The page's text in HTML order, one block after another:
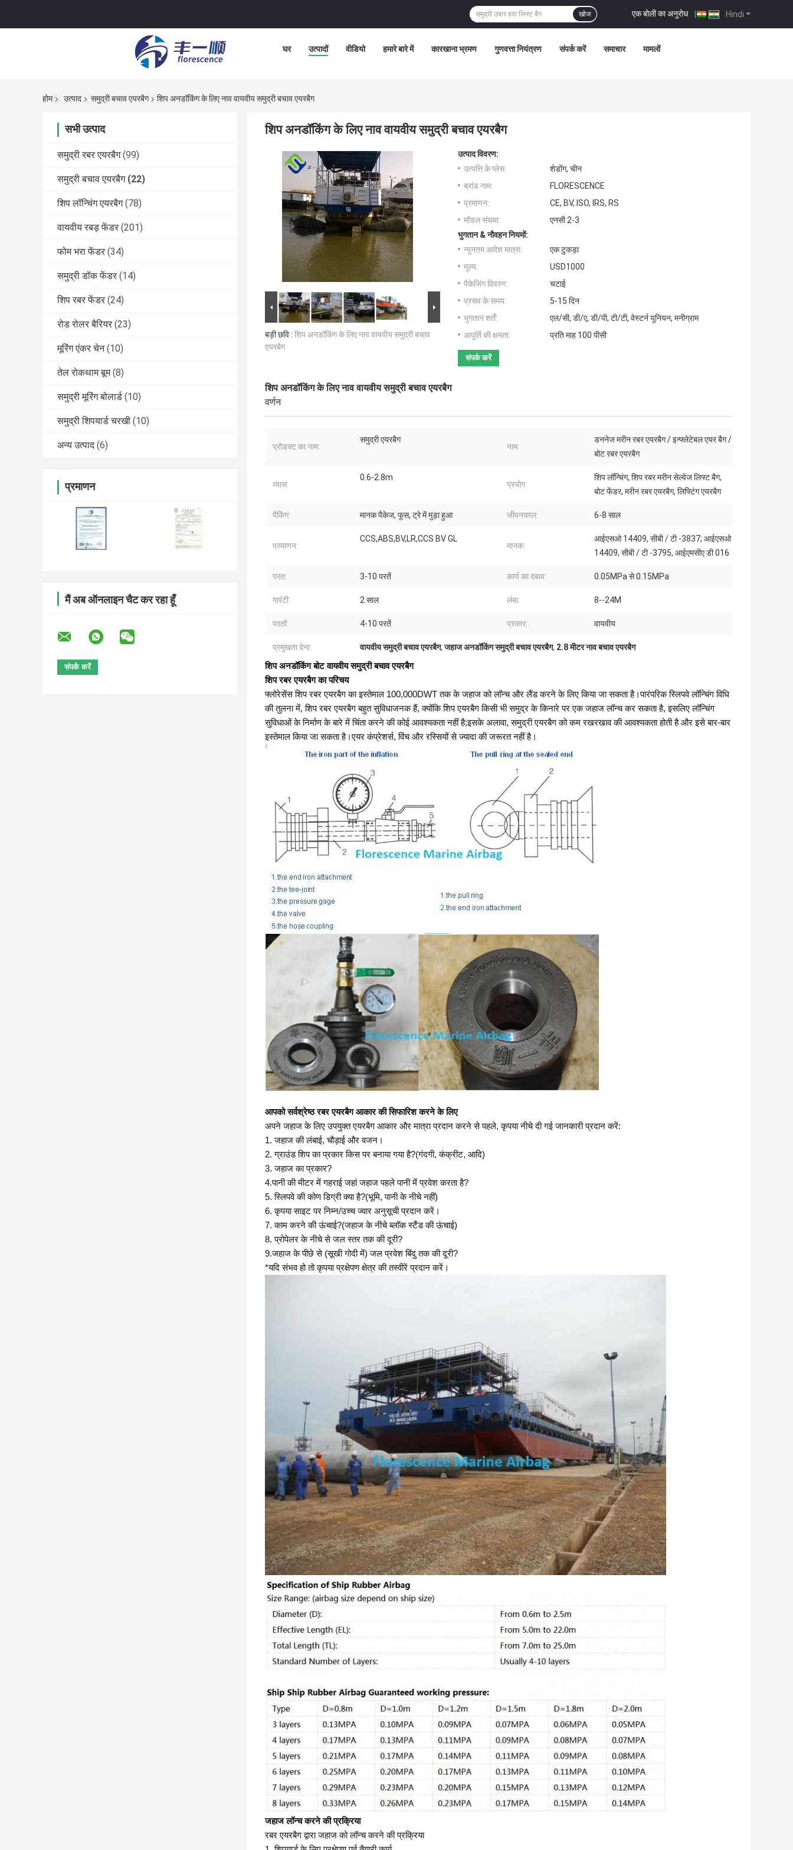
Hindi
एक बोली का अनुरोध |
खोज
घर उत्पादों वीडियो हमारे बारे में कारखाना भ्रमण गुणवत्ता नियंत्रण संपर्क करें समाचार मामलों
होम उत्पाद समुद्री बचाव एयरबैग शिप अनडॉकिंग के लिए नाव वायवीय समुद्री बचाव एयरबैग
सभी उत्पाद
समुद्री रबर एयरबैग (99)
समुद्री बचाव एयरबैग (22)
शिप लॉन्चिंग एयरबैग (78)
वायवीय रबड़ फेंडर (201)
फोम भरा फेंडर (34)
समुद्री डॉक फेंडर (14)
शिप रबर फेंडर (24)
रोड रोलर बैरियर (23)
मूरिंग एंकर चेन (10)
तेल रोकथाम बूम (8)
समुद्री मूरिंग बोलार्ड (10)
समुद्री शिपयार्ड चरखी (10)
अन्य उत्पाद (6)
प्रमाणन
मैं अब ऑनलाइन चैट कर रहा हूँ
शिप अनडॉकिंग के लिए नाव वायवीय समुद्री बचाव एयरबैग
बड़ी छवि : शिप अनडॉकिंग के लिए नाव वायवीय समुद्री बचाव
एयरबैग
उत्पाद विवरण:
उत्पत्ति के प्लेस:
शेडोंग, चीन
ब्रांड नाम:
FLORESCENCE
प्रमाणन:
CE, BV, ISO, IRS, RS
मॉडल संख्या:
एनसी 2-3
भुगतान & नौवहन नियमों:
न्यूनतम आदेश मात्रा:
एक टुकड़ा
मूल्य:
USD1000
पैकेजिंग विवरण:
चटाई
प्रसव के समय:
5-15 दिन
भुगतान शर्तें:
एल/सी, डी/ए, डी/पी, टी/टी, वेस्टर्न यूनियन, मनीग्राम
आपूर्ति की क्षमता:
प्रति माह 100 पीसी
संपर्क करें
शिप अनडॉकिंग के लिए नाव वायवीय समुद्री बचाव एयरबैग
वर्णन
प्रोडक्ट का नाम:
समुद्री एयरबैग
नाम:
डननेज मरीन रबर एयरबैग / इन्फ्लेटेबल एयर बैग /
बोट रबर एयरबैग
व्यास:
0.6-2.8m
प्रयोग:
शिप लॉन्चिंग, शिप रबर मरीन सेल्वेज लिफ्ट बैग,
बोट फेंडर, मरीन रबर एयरबैग, लिफ्टिंग एयरबैग
पैकिंग: मानक पैकेज, फूस, ट्रे में मुड़ा हुआ जीवनकाल: 6-8 साल
प्रमाणन:
CCS,ABS,BV,LR,CCS BV GL
मानक:
आईएसओ 14409, सीबी / टी -3837; आईएसओ
14409, सीबी / टी -3795, आईएमसीए डी 016
परत: 3-10 परतें कार्य का दबाव: 0.05MPa से 0.15MPa
गारंटी: 2 साल लंबा: 8--24M
परतों: 4-10 परतें प्रकार: वायवीय
प्रमुखता देना: वायवीय समुद्री बचाव एयरबैग,जहाज अनडॉकिंग समुद्री बचाव एयरबैग, 2.8 मीटर नाव बचाव एयरबैग
शिप अनडॉकिंग बोट वायवीय समुद्री बचाव एयरबैग
शिप रबर एयरबैग का परिचय
फ्लोरेसेंस शिप रबर एयरबैग का इस्तेमाल 100,000DWT तक के जहाज को लॉन्च और लैंड करने के लिए किया जा सकता है।पारंपरिक स्लिपवे लॉन्चिंग विधि
की तुलना में, शिप रबर एयरबैग बहुत सुविधाजनक हैं, क्योंकि शिप एयरबैग किसी भी समुद्र के किनारे पर एक जहाज लॉन्च कर सकता है, इसलिए लॉन्चिंग
सुविधाओं के निर्माण के बारे में चिंता करने की कोई आवश्यकता नहीं है;इसके अलावा, समुद्री एयरबैग को कम रखरखाव की आवश्यकता होती है और इसे बार-बार
इस्तेमाल किया जा सकता है।एयर कंप्रेशर्स, विंच और रस्सियों से ज्यादा की जरूरत नहीं है।
आपको सर्वश्रेष्ठ रबर एयरबैग आकार की सिफारिश करने के लिए
अपने जहाज के लिए उपयुक्त एयरबैग आकार और मात्रा प्रदान करने से पहले, कृपया नीचे दी गई जानकारी प्रदान करें:
1. जहाज की लंबाई, चौड़ाई और वजन।
2. ग्राउंड शिप का प्रकार किस पर बनाया गया है?(गंदगी, कंक्रीट, आदि)
3. जहाज का प्रकार?
4.पानी की मीटर में गहराई जहां जहाज पहले पानी में प्रवेश करता है?
5. स्लिपवे की कोण डिग्री क्या है?(भूमि, पानी के नीचे नहीं)
6. कृपया साइट पर निम्न/उच्च ज्वार अनुसूची प्रदान करें।
7. काम करने की ऊंचाई?(जहाज के नीचे ब्लॉक स्टैंड की ऊंचाई)
8. प्रोपेलर के नीचे से जल स्तर तक की दूरी?
9.जहाज के पीछे से (सूखी गोदी में) जल प्रवेश बिंदु तक की दूरी?
*यदि संभव हो तो कृपया प्रक्षेपण क्षेत्र की तस्वीरें प्रदान करें।
जहाज लॉन्च करने की प्रक्रिया
रबर एयरबैग द्वारा जहाज को लॉन्च करने की प्रक्रिया